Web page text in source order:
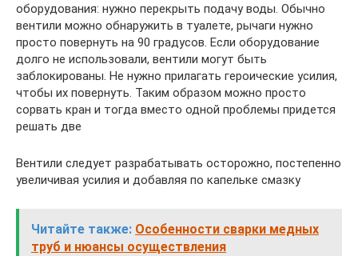
оборудования: нужно перекрыть подачу воды. Обычно
вентили можно обнаружить в туалете, рычаги нужно
просто повернуть на 90 градусов. Если оборудование
долго не использовали, вентили могут быть
заблокированы. Не нужно прилагать героические усилия,
чтобы их повернуть. Таким образом можно просто
сорвать кран и тогда вместо одной проблемы придется
решать две
Вентили следует разрабатывать осторожно, постепенно
увеличивая усилия и добавляя по капельке смазку
Читайте также: Особенности сварки медных
труб и нюансы осуществления